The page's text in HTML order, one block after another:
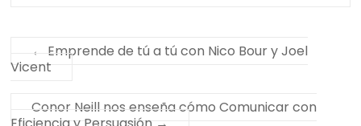
←
Emprende de tú a tú con Nico Bour y Joel
Vicent
Conor Neill nos enseña cómo Comunicar con